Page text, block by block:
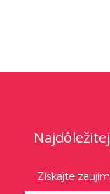
Získajte